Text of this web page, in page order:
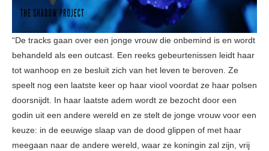
“De tracks gaan over een jonge vrouw die onbemind is en wordt
behandeld als een outcast. Een reeks gebeurtenissen leidt haar
tot wanhoop en ze besluit zich van het leven te beroven. Ze
speelt nog een laatste keer op haar viool voordat ze haar polsen
doorsnijdt. In haar laatste adem wordt ze bezocht door een
godin uit een andere wereld en ze stelt de jonge vrouw voor een
keuze: in de eeuwige slaap van de dood glippen of met haar
meegaan naar de andere wereld, waar ze koningin zal zijn, vrij